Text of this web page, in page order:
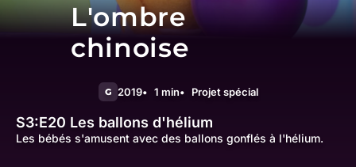
L'ombre
chinoise
G 2019 1 min Projet spécial
S3:E20 Les ballons d'hélium
Les bébés s'amusent avec des ballons gonflés à l'hélium.